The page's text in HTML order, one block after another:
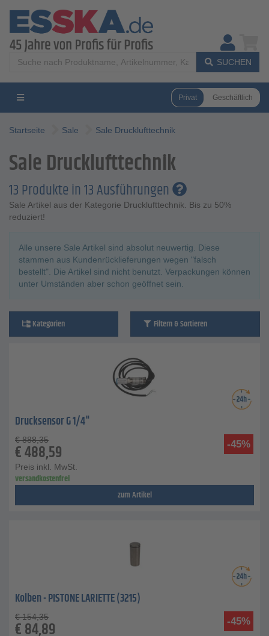
SUCHEN
Privat Geschäftlich
Startseite Sale Sale Drucklufttechnik
Sale Drucklufttechnik
13 Produkte in 13 Ausführungen
Sale Artikel aus der Kategorie Drucklufttechnik. Bis zu 50%
reduziert!
Alle unsere Sale Artikel sind absolut neuwertig. Diese
stammen aus Kundenrücklieferungen wegen "falsch
bestellt". Die Artikel sind nicht benutzt. Verpackungen können
unter Umständen aber schon geöffnet sein.
Kategorien Filtern & Sortieren
Drucksensor G 1/4"
-45%
€ 888,35
€488,59
Preis inkl. MwSt.
versandkostenfrei
zum Artikel
Kolben - PISTONE LARIETTE (3215)
-45%
€ 154,35
€84,89